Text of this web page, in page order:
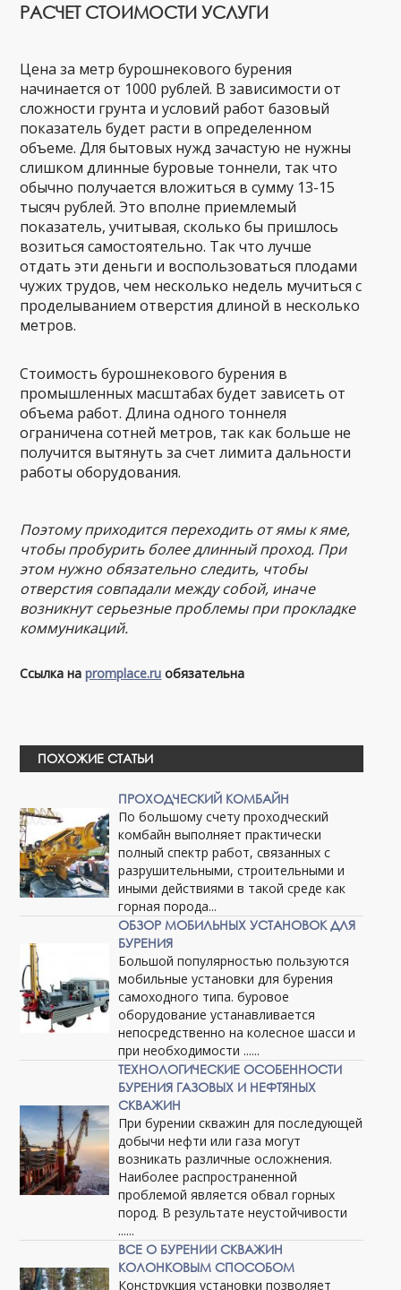
РАСЧЕТ СТОИМОСТИ УСЛУГИ
Цена за метр бурошнекового бурения
начинается от 1000 рублей. В зависимости от
сложности грунта и условий работ базовый
показатель будет расти в определенном
объеме. Для бытовых нужд зачастую не нужны
слишком длинные буровые тоннели, так что
обычно получается вложиться в сумму 13-15
тысяч рублей. Это вполне приемлемый
показатель, учитывая, сколько бы пришлось
возиться самостоятельно. Так что лучше
отдать эти деньги и воспользоваться плодами
чужих трудов, чем несколько недель мучиться с
проделыванием отверстия длиной в несколько
метров.
Стоимость бурошнекового бурения в
промышленных масштабах будет зависеть от
объема работ. Длина одного тоннеля
ограничена сотней метров, так как больше не
получится вытянуть за счет лимита дальности
работы оборудования.
Поэтому приходится переходить от ямы к яме,
чтобы пробурить более длинный проход. При
этом нужно обязательно следить, чтобы
отверстия совпадали между собой, иначе
возникнут серьезные проблемы при прокладке
коммуникаций.
Ссылка наpromplace.ru обязательна
ПОХОЖИЕ СТАТЬИ
ПРОХОДЧЕСКИЙ КОМБАЙН
По большому счету проходческий
комбайн выполняет практически
полный спектр работ, связанных с
разрушительными, строительными и
иными действиями в такой среде как
горная порода...
ОБЗОР МОБИЛЬНЫХ УСТАНОВОК ДЛЯ
БУРЕНИЯ
Большой популярностью пользуются
мобильные установки для бурения
самоходного типа. буровое
оборудование устанавливается
непосредственно на колесное шасси и
при необходимости ......
ТЕХНОЛОГИЧЕСКИЕ ОСОБЕННОСТИ
БУРЕНИЯ ГАЗОВЫХ И НЕФТЯНЫХ
СКВАЖИН
При бурении скважин для последующей
добычи нефти или газа могут
возникать различные осложнения.
Наиболее распространенной
проблемой является обвал горных
пород. В результате неустойчивости
......
ВСЕ О БУРЕНИИ СКВАЖИН
КОЛОНКОВЫМ СПОСОБОМ
Конструкция установки позволяет